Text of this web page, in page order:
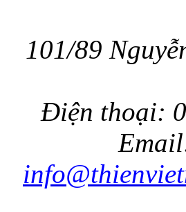
101/89
Điện thoại: